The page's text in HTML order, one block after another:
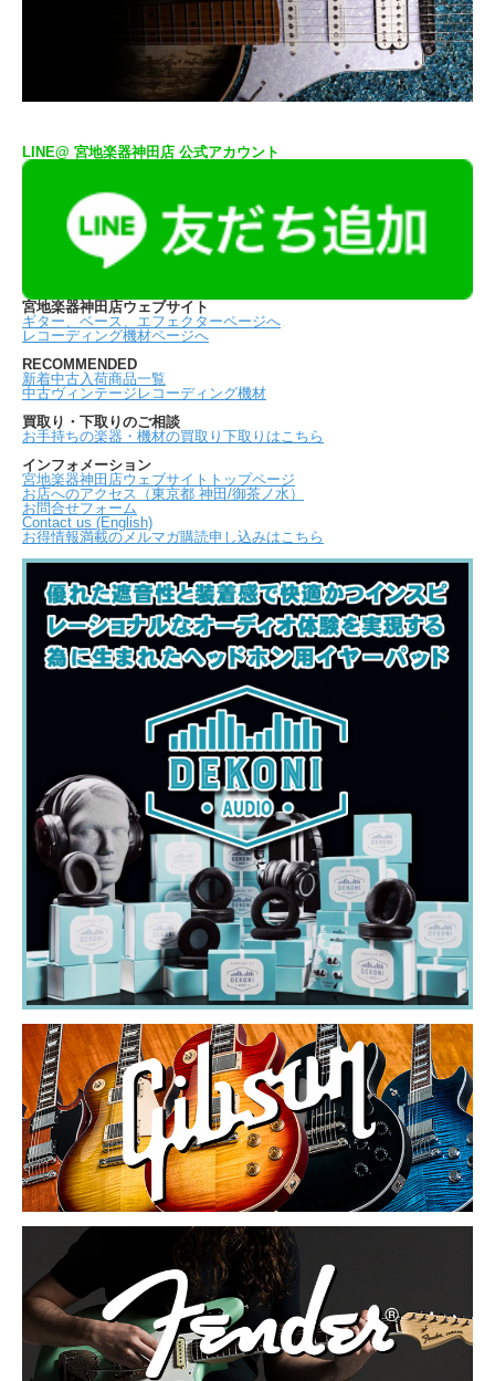
LINE@ 宮地楽器神田店 公式アカウント
宮地楽器神田店ウェブサイト
ギター、ベース、エフェクターページへ
レコーディング機材ページへ
RECOMMENDED
新着中古入荷商品一覧
中古ヴィンテージレコーディング機材
買取り・下取りのご相談
お手持ちの楽器・機材の買取り下取りはこちら
インフォメーション
宮地楽器神田店ウェブサイトトップページ
お店へのアクセス（東京都 神田/御茶ノ水）
お問合せフォーム
Contact us (English)
お得情報満載のメルマガ購読申し込みはこちら